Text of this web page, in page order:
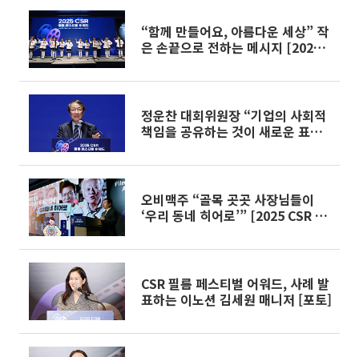
“함께 만들어요, 아름다운 세상” 작
은 손끝으로 전하는 메시지 [2025
정운찬 대회위원장 “기업의 사회적
책임을 공유하는 것이 새로운 표준”
오비맥주 “골목 곳곳 사장님들이
‘우리 동네 히어로’” [2025 CSR 필
CSR 필름 페스티벌 어워드, 사례 발
표하는 이노션 김세원 매니저 [포토]